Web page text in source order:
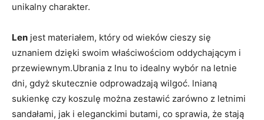
unikalny charakter.
Len jest materiałem, który od wieków cieszy się
uznaniem dzięki swoim właściwościom oddychającym i
przewiewnym.Ubrania z lnu to idealny wybór na letnie
dni, gdyż skutecznie odprowadzają wilgoć. lnianą
sukienkę czy koszulę można zestawić zarówno z letnimi
sandałami, jak i eleganckimi butami, co sprawia, że stają